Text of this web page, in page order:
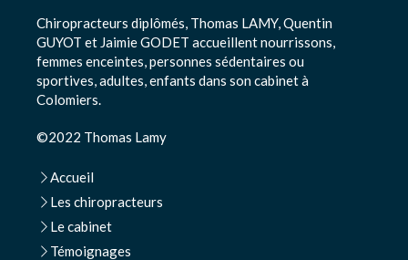
Chiropracteurs diplômés, Thomas LAMY, Quentin
GUYOT et Jaimie GODET accueillent nourrissons,
femmes enceintes, personnes sédentaires ou
sportives, adultes, enfants dans son cabinet à
Colomiers.
©2022 Thomas Lamy
Accueil
Les chiropracteurs
Le cabinet
Témoignages